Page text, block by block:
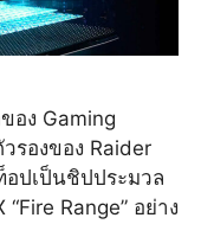
อง Gaming
รองของ Raider
อปเป็นชิปประมวล
Range” อย่าง